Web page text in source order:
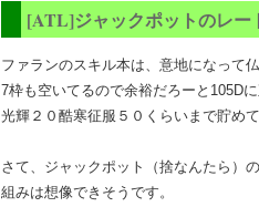
[ATL]ジャックポットのレー
ファランのスキル本は、意地になって
7枠も空いてるので余裕だろーと105D
光輝２０酷寒征服５０くらいまで貯め
さて、ジャックポット（捨なんたら）
組みは想像できそうです。